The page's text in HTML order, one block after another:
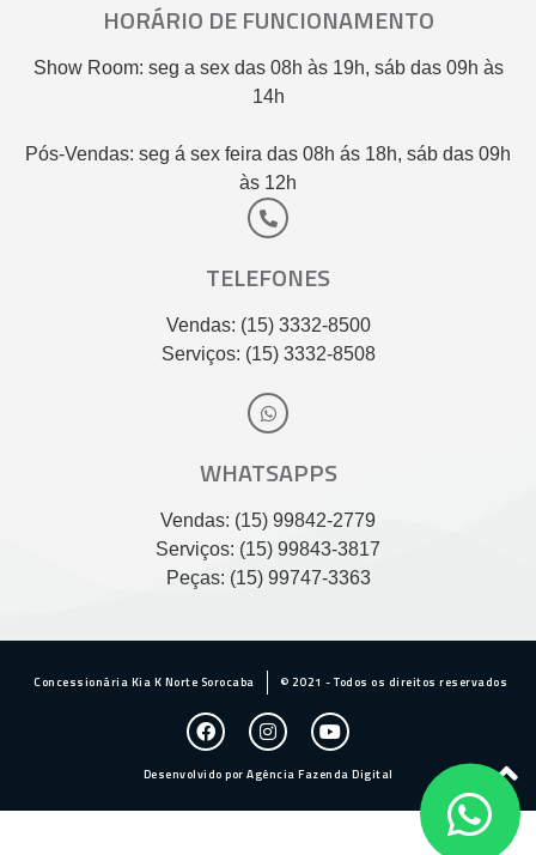
HORÁRIO DE FUNCIONAMENTO
Show Room: seg a sex das 08h às 19h, sáb das 09h às
14h
Pós-Vendas: seg á sex feira das 08h ás 18h, sáb das 09h
às 12h
TELEFONES
Vendas: (15) 3332-8500
Serviços: (15) 3332-8508
WHATSAPPS
Vendas: (15) 99842-2779
Serviços: (15) 99843-3817
Peças: (15) 99747-3363
Concessionária Kia K Norte Sorocaba © 2021 - Todos os direitos reservados
Desenvolvido por Agência Fazenda Digital